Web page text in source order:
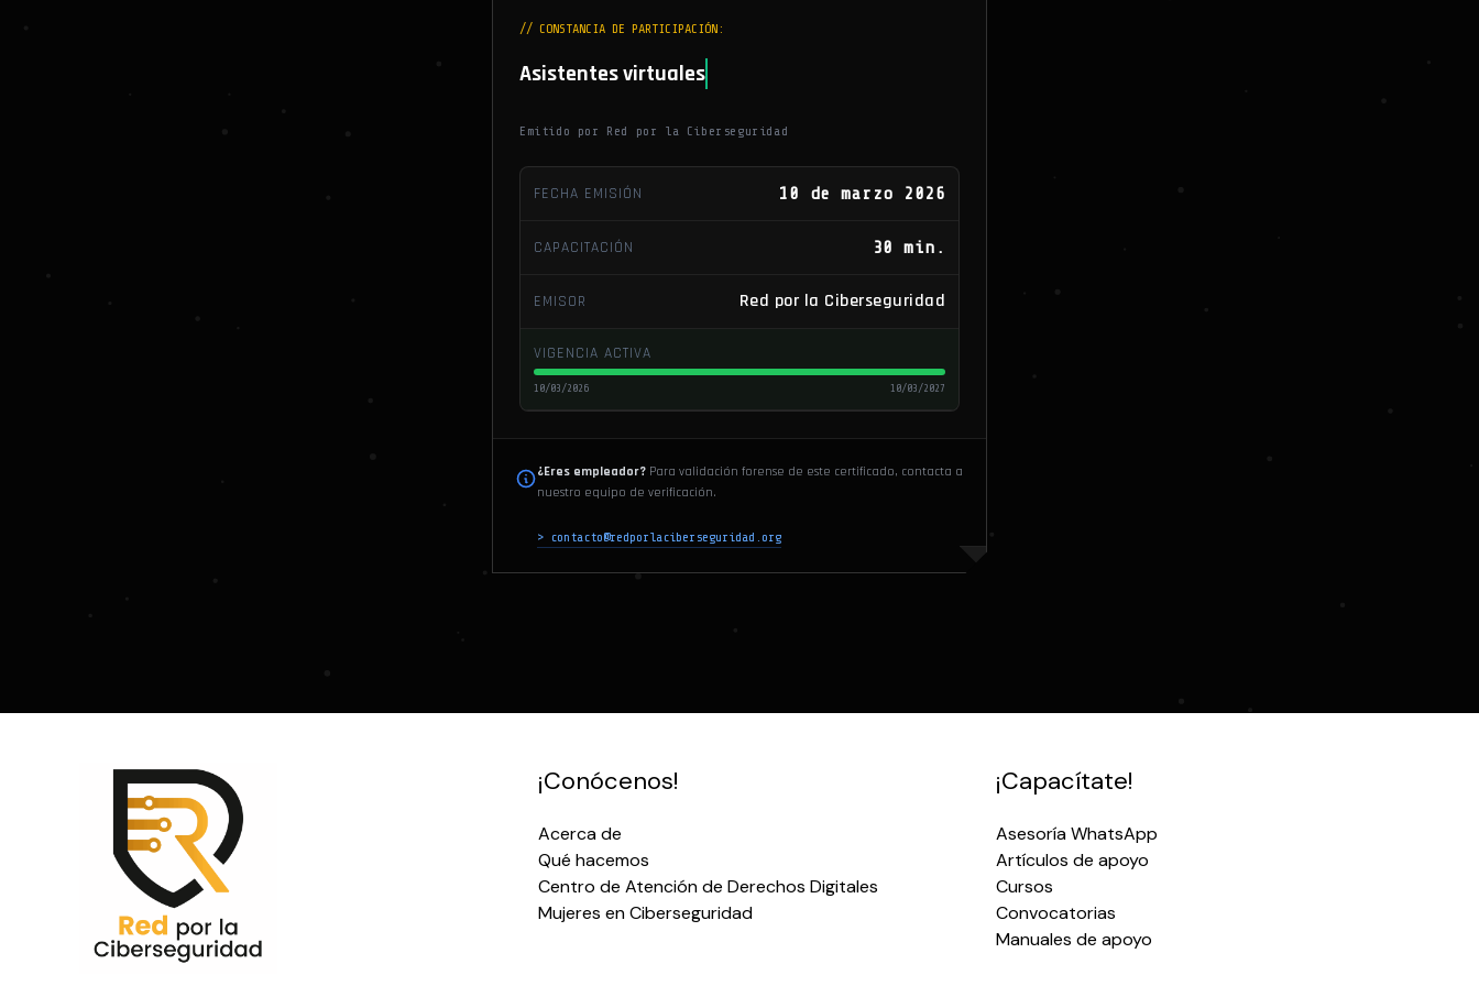
// CONSTANCIA DE PARTICIPACIÓN:
Asistentes virtuales
Emitido por Red por la Ciberseguridad
FECHA EMISIÓN 10 de marzo 2026
CAPACITACIÓN 30 min.
EMISOR Red por la Ciberseguridad
VIGENCIA ACTIVA
10/03/2026 10/03/2027
¿Eres empleador? Para validación forense de este certificado, contacta a
nuestro equipo de verificación.
> contacto@redporlaciberseguridad.org
¡Conócenos!
Acerca de
Qué hacemos
Centro de Atención de Derechos Digitales
Mujeres en Ciberseguridad
¡Capacítate!
Asesoría WhatsApp
Artículos de apoyo
Cursos
Convocatorias
Manuales de apoyo